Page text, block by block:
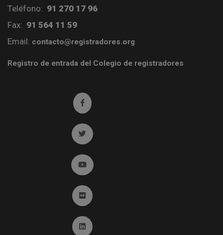
Teléfono: 91 270 17 96
Fax: 91 564 11 59
Email: contacto@registradores.org
Registro de entrada del Colegio de registradores
Ir a facebook (abre en ventana nueva)
Ir a twitter (abre en ventana nueva)
Ir a YouTube (abre en ventana nueva)
Ir a Flickr (abre en ventana nueva)
Ir a Linkedin (abre en ventana nueva)